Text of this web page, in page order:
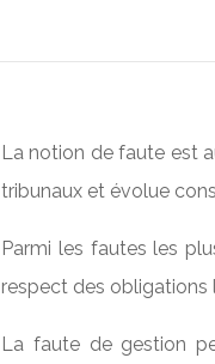
La notion de faute est
tribunaux et évolue
Parmi les fautes les
respect des obligations
La faute de gestion